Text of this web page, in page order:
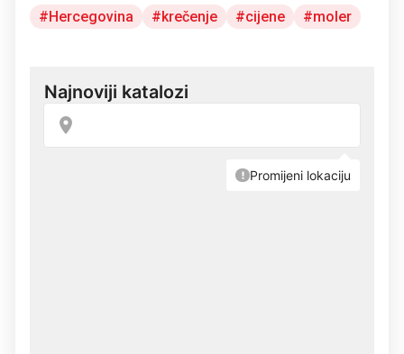
Hercegovina krečenje cijene moler